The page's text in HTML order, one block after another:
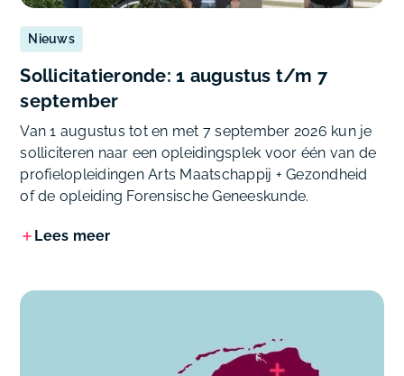
Nieuws
Sollicitatieronde: 1 augustus t/m 7
september
Van 1 augustus tot en met 7 september 2026 kun je
solliciteren naar een opleidingsplek voor één van de
profielopleidingen Arts Maatschappij + Gezondheid
of de opleiding Forensische Geneeskunde.
Lees meer